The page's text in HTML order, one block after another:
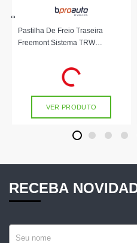
Pastilha De Freio Traseira
Freemont Sistema TRW
em até 4x de
VER PRODUTO
1 2 3 4
RECEBA